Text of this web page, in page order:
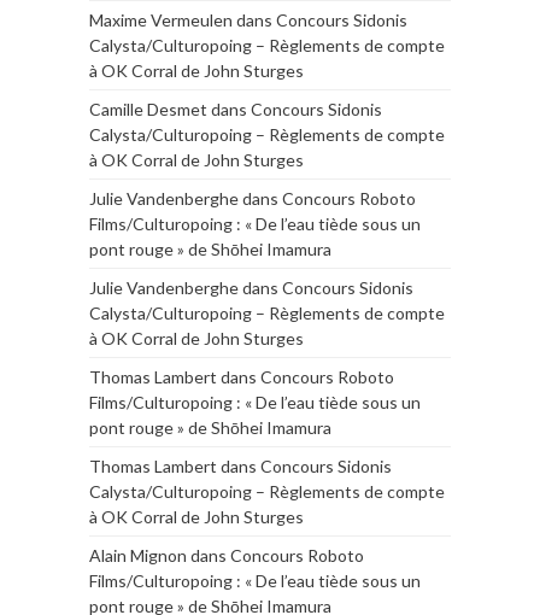
Maxime Vermeulen dans Concours Sidonis
Calysta/Culturopoing – Règlements de compte
à OK Corral de John Sturges
Camille Desmet dans Concours Sidonis
Calysta/Culturopoing – Règlements de compte
à OK Corral de John Sturges
Julie Vandenberghedans Concours Roboto
Films/Culturopoing : « De l’eau tiède sous un
pont rouge » de Shōhei Imamura
Julie Vandenberghedans Concours Sidonis
Calysta/Culturopoing – Règlements de compte
à OK Corral de John Sturges
Thomas Lambert dans Concours Roboto
Films/Culturopoing : « De l’eau tiède sous un
pont rouge » de Shōhei Imamura
Thomas Lambert dans Concours Sidonis
Calysta/Culturopoing – Règlements de compte
à OK Corral de John Sturges
Alain Mignon dans Concours Roboto
Films/Culturopoing : « De l’eau tiède sous un
pont rouge » de Shōhei Imamura